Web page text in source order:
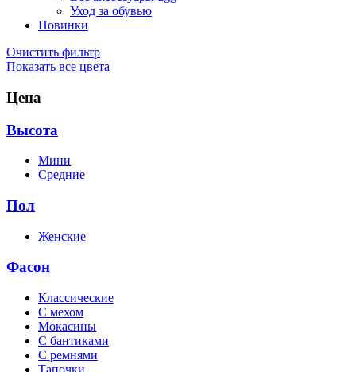
Уход за обувью
Новинки
Очистить фильтр
Показать все цвета
Цена
Высота
Мини
Средние
Пол
Женские
Фасон
Классические
C мехом
Мокасины
С бантиками
С ремнями